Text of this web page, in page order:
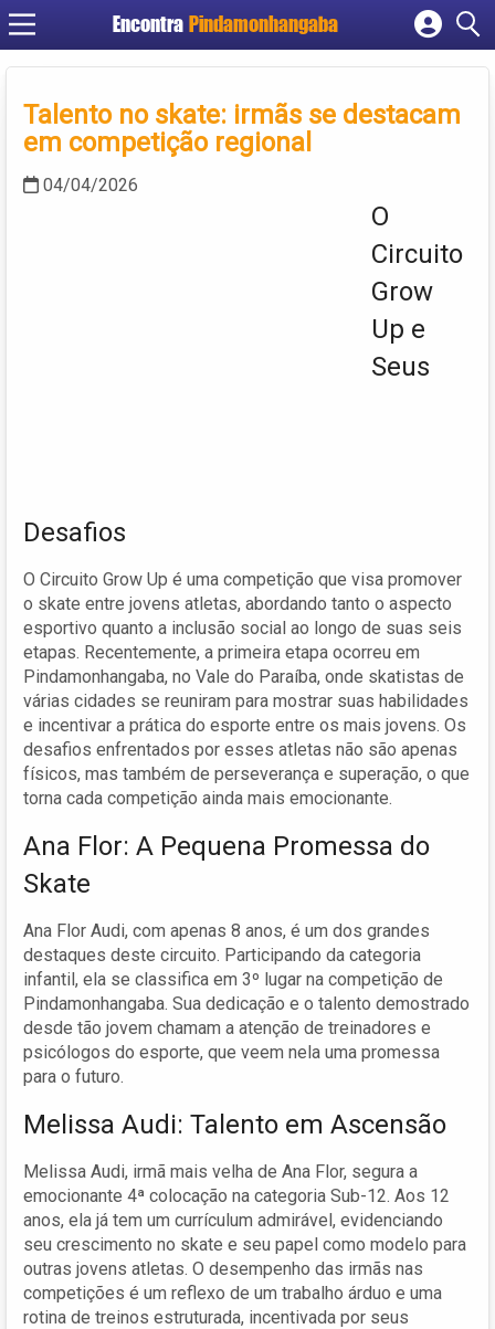
Encontra Pindamonhangaba
Cadastrar empresa
Criar conta
Talento no skate: irmãs se destacam
em competição regional
04/04/2026
O
Circuito
Grow
Up e
Seus
Desafios
O Circuito Grow Up é uma competição que visa promover
o skate entre jovens atletas, abordando tanto o aspecto
esportivo quanto a inclusão social ao longo de suas seis
etapas. Recentemente, a primeira etapa ocorreu em
Pindamonhangaba, no Vale do Paraíba, onde skatistas de
várias cidades se reuniram para mostrar suas habilidades
e incentivar a prática do esporte entre os mais jovens. Os
desafios enfrentados por esses atletas não são apenas
físicos, mas também de perseverança e superação, o que
torna cada competição ainda mais emocionante.
Ana Flor: A Pequena Promessa do
Skate
Ana Flor Audi, com apenas 8 anos, é um dos grandes
destaques deste circuito. Participando da categoria
infantil, ela se classifica em 3º lugar na competição de
Pindamonhangaba. Sua dedicação e o talento demostrado
desde tão jovem chamam a atenção de treinadores e
psicólogos do esporte, que veem nela uma promessa
para o futuro.
Melissa Audi: Talento em Ascensão
Melissa Audi, irmã mais velha de Ana Flor, segura a
emocionante 4ª colocação na categoria Sub-12. Aos 12
anos, ela já tem um currículum admirável, evidenciando
seu crescimento no skate e seu papel como modelo para
outras jovens atletas. O desempenho das irmãs nas
competições é um reflexo de um trabalho árduo e uma
rotina de treinos estruturada, incentivada por seus